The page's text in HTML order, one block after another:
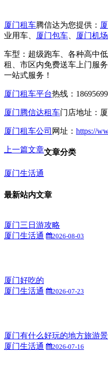
厦门租车腾信达为您提供：
业用车、
厦门包车 厦门机
车型：超级跑车、各种高中
租、市区内免费送车上门服
一站式服务！
厦门租车平台热线：
厦门腾信达租车门店地址：
厦门租车公司 网址： https://
上一篇文章文章分类
厦门生活通
最新站内文章
厦门三日游攻略
厦门生活通
2026-08-03
厦门好吃的
厦门生活通
2026-07-23
厦门有什么好玩的地方旅游景
厦门生活通
2026-07-16